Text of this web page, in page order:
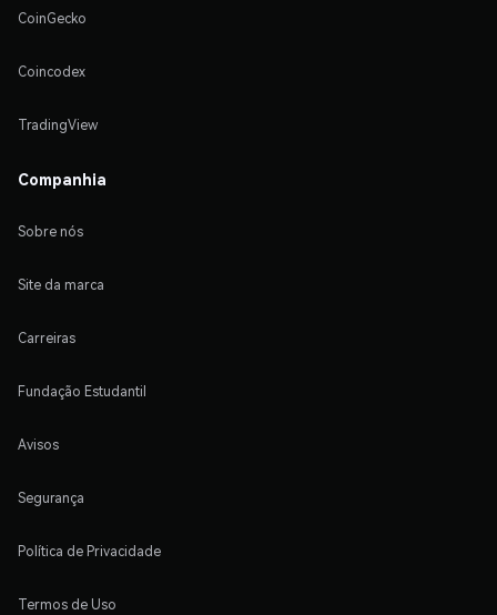
CoinGecko
Coincodex
TradingView
Companhia
Sobre nós
Site da marca
Carreiras
Fundação Estudantil
Avisos
Segurança
Política de Privacidade
Termos de Uso